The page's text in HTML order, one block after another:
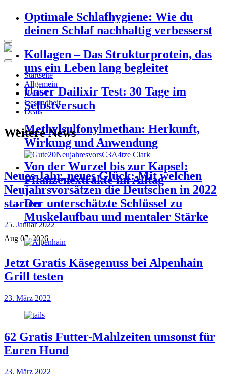
Optimale Schlafhygiene: Wie du
deinen Schlaf nachhaltig verbesserst
Kollagen – Das Strukturprotein, das
uns ein Leben lang begleitet
Unser Dailixir Test: 30 Tage im
Selbstversuch
Methylsulfonylmethan: Herkunft,
Wirkung und Anwendung
Von der Wurzel bis zur Kapsel:
Pflanzenextrakte im Alltag
Der unterschätzte Schlüssel zu
Muskelaufbau und mentaler Stärke
Aug 07, 2026
Startseite
Allgemein
Handel
Gesundheit
Deals
Weitere News
Neues Jahr, neues Glück: Mit welchen
Neujahrsvorsätzen die Deutschen in 2022
starten
25. Januar 2022
Jetzt Gratis Käsegenuss bei Alpenhain
Grill testen
23. März 2022
62 Gratis Futter-Mahlzeiten umsonst für
Euren Hund
23. März 2022